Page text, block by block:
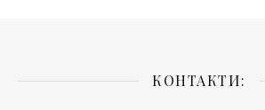
КОНТАКТИ: